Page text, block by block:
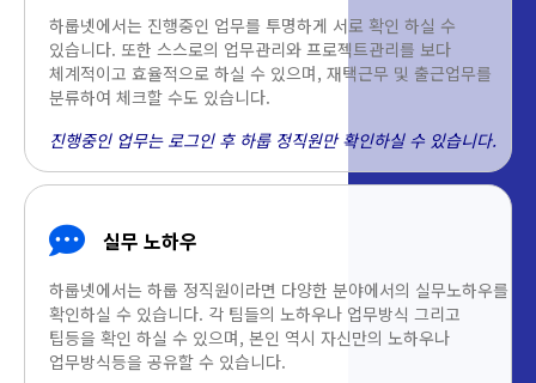
하룹넷에서는 진행중인 업무를 투명하게 서로 확인 하실 수
있습니다. 또한 스스로의 업무관리와 프로젝트관리를 보다
체계적이고 효율적으로 하실 수 있으며, 재택근무 및 출근업무를
분류하여 체크할 수도 있습니다.
진행중인 업무는 로그인 후 하룹 정직원만 확인하실 수 있습니다.
실무 노하우
하룹넷에서는 하룹 정직원이라면 다양한 분야에서의 실무노하우를
확인하실 수 있습니다. 각 팀들의 노하우나 업무방식 그리고
팁등을 확인 하실 수 있으며, 본인 역시 자신만의 노하우나
업무방식등을 공유할 수 있습니다.